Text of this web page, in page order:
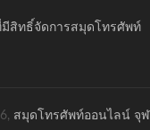
สิทธิ์จัดการสมุดโทรศัพท์
สมุดโทรศัพท์ออนไลน์ จุ